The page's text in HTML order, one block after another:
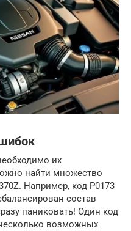
их
найти множество
Например, код P0173
состав
паниковать! Один код
возможных